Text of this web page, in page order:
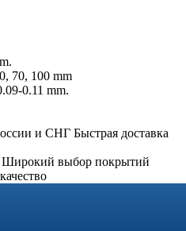
70, 100 mm
0.11 mm.
Быстрая доставка
Широкий выбор покрытий